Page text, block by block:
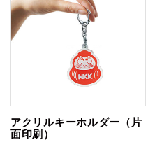
アクリルキーホルダー（片
面印刷）